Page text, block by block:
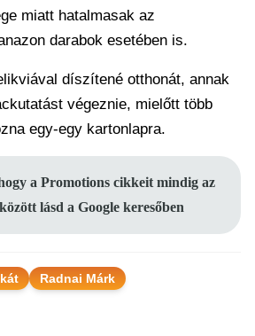
miatt hatalmasak az
darabok esetében is.
díszítené otthonát, annak
végeznie, mielőtt több
egy-egy kartonlapra.
a Promotions cikkeit mindig az
lásd a Google keresőben
Radnai Márk